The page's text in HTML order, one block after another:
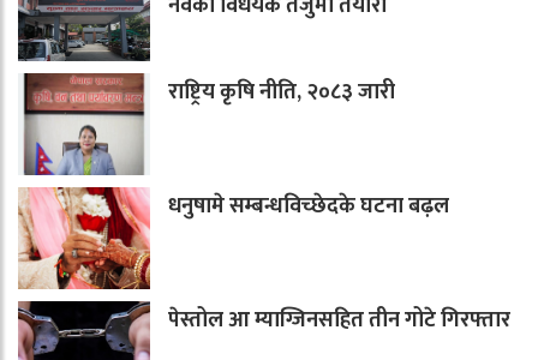
राष्ट्रिय कृषि नीति, २०८३ जारी
धनुषामे सम्बन्धविच्छेदके घटना बढ़ल
पेस्तोल आ म्याग्जिनसहित तीन गोटे गिरफ्तार